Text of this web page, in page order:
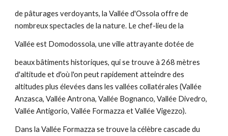
de pâturages verdoyants, la Vallée d'Ossola offre de
nombreux spectacles de la nature. Le chef-lieu de la
Vallée est Domodossola, une ville attrayante dotée de
beaux bâtiments historiques, qui se trouve à 268 mètres
d'altitude et d'où l'on peut rapidement atteindre des
altitudes plus élevées dans les vallées collatérales (Vallée
Anzasca, Vallée Antrona, Vallée Bognanco, Vallée Divedro,
Vallée Antigorio, Vallée Formazza et Vallée Vigezzo).
Dans la Vallée Formazza se trouve la célèbre cascade du